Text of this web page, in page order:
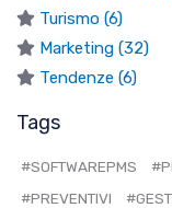
Turismo (6)
Marketing (32)
Tendenze (6)
Tags
#SOFTWAREPMS
#PREVENTIVI